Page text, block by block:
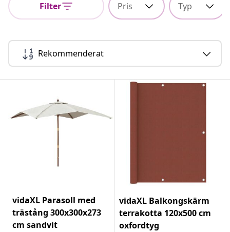
Filter Pris Typ
Rekommenderat
vidaXL Parasoll med
trästång 300x300x273
cm sandvit
vidaXL Balkongskärm
terrakotta 120x500 cm
oxfordtyg